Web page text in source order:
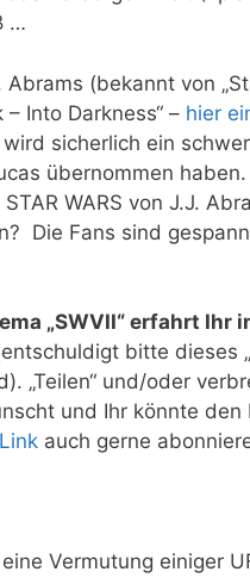
…
Abrams (bekannt von
– Into Darkness“ – hier
wird sicherlich ein
übernommen haben.
WARS von J.J.
Die Fans sind
„SWVII“ erfahrt Ihr
bitte dieses
„Teilen“ und/oder
und Ihr könnte den
auch gerne
Vermutung einiger